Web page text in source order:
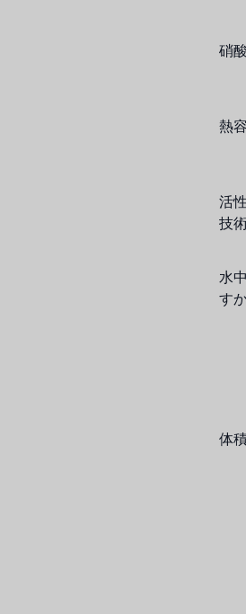
硝
熱
活
技
水
す
体